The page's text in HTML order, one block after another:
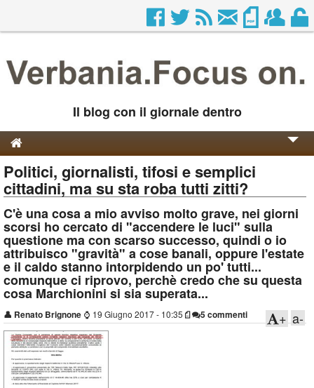
Il blog con il giornale dentro
Genesi e Storia
Contatti
Politici, giornalisti, tifosi e semplici
cittadini, ma su sta roba tutti zitti?
C'è una cosa a mio avviso molto grave, nei giorni
scorsi ho cercato di "accendere le luci" sulla
questione ma con scarso successo, quindi o io
attribuisco "gravità" a cose banali, oppure l'estate
e il caldo stanno intorpidendo un po' tutti...
comunque ci riprovo, perchè credo che su questa
cosa Marchionini si sia superata...
👤 Renato Brignone ⌚ 19 Giugno 2017 - 10:35 5 commenti a-
+